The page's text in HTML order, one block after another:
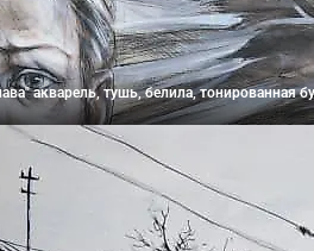
акварель, тушь, белила, тонированная